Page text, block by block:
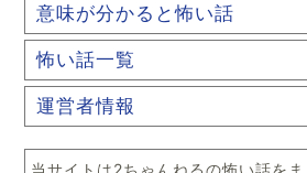
意味が分かると怖い話
怖い話一覧
運営者情報
当サイトは2ちゃんねるの怖い話をま